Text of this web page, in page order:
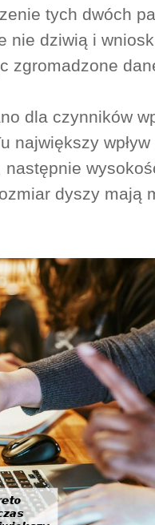
tych dwóch
nie dziwią i
zgromadzone
dla czynników
największy
następnie
dyszy mają